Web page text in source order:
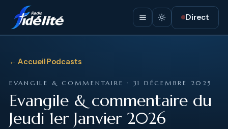
Direct
← Accueil·Podcasts
EVANGILE & COMMENTAIRE · 31 DÉCEMBRE 2025
Evangile & commentaire du
Jeudi 1er Janvier 2026